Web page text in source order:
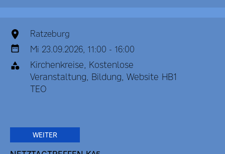
Ratzeburg
Mi 23.09.2026, 11:00 - 16:00
Kirchenkreise, Kostenlose
Veranstaltung, Bildung, Website HB1
TEO
WEITER